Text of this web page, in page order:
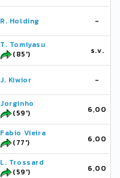
R. Holding -
T. Tomiyasu
(85')
s.v.
J. Kiwior -
Jorginho
(59')
6,00
Fabio Vieira
(77')
6,00
L. Trossard
(59')
6,00